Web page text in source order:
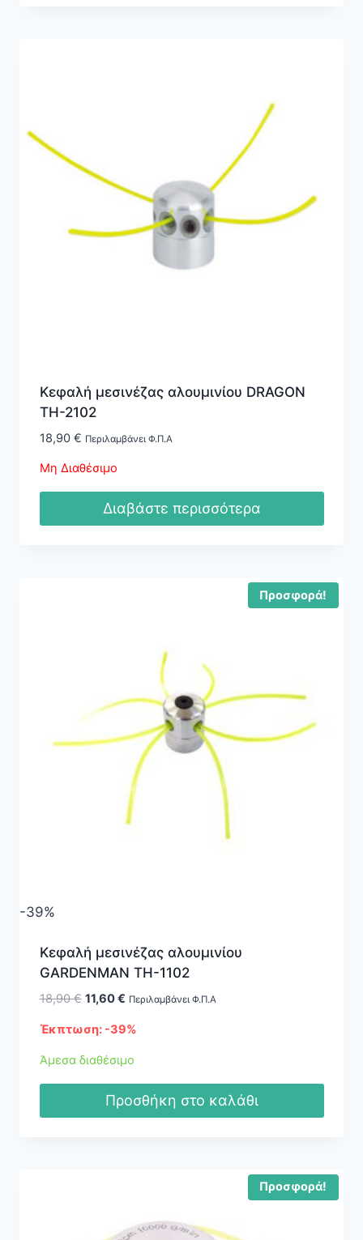
Κεφαλή μεσινέζας αλουμινίου DRAGON
TH-2102
18,90 € Περιλαμβάνει Φ.Π.Α
Μη Διαθέσιμο
Διαβάστε περισσότερα
Προσφορά!
-39%
Κεφαλή μεσινέζας αλουμινίου
GARDENMAN TH-1102
18,90€ Original
was:
18,90 €.
11,60€Η
τιμή
Περιλαμβάνει Φ.Π.Α
Έκπτωση: -39%
Άμεσα διαθέσιμο
Προσθήκη στο καλάθι
Προσφορά!